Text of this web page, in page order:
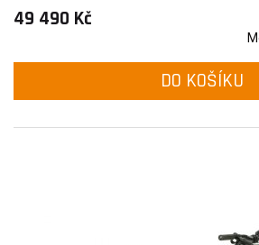
49 490 Kč
DO KOŠÍKU